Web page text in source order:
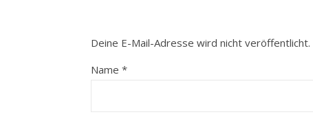
Deine E-Mail-Adresse wird nicht veröffentlicht.
Name *